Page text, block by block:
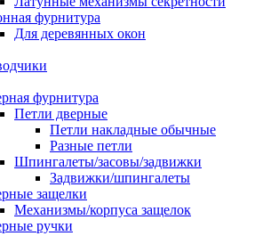
фурнитура
Для деревянных окон
фурнитура
Петли дверные
Петли накладные обычные
Разные петли
Шпингалеты/засовы/задвижки
Задвижки/шпингалеты
защелки
Механизмы/корпуса защелок
ручки